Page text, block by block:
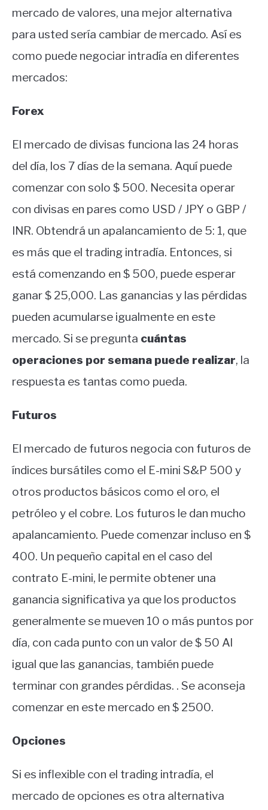
mercado de valores, una mejor alternativa
para usted sería cambiar de mercado. Así es
como puede negociar intradía en diferentes
mercados:
Forex
El mercado de divisas funciona las 24 horas
del día, los 7 días de la semana. Aquí puede
comenzar con solo $ 500. Necesita operar
con divisas en pares como USD / JPY o GBP /
INR. Obtendrá un apalancamiento de 5: 1, que
es más que el trading intradía. Entonces, si
está comenzando en $ 500, puede esperar
ganar $ 25,000. Las ganancias y las pérdidas
pueden acumularse igualmente en este
mercado. Si se pregunta cuántas
operaciones por semana puede realizar, la
respuesta es tantas como pueda.
Futuros
El mercado de futuros negocia con futuros de
índices bursátiles como el E-mini S&P 500 y
otros productos básicos como el oro, el
petróleo y el cobre. Los futuros le dan mucho
apalancamiento. Puede comenzar incluso en $
400. Un pequeño capital en el caso del
contrato E-mini, le permite obtener una
ganancia significativa ya que los productos
generalmente se mueven 10 o más puntos por
día, con cada punto con un valor de $ 50 Al
igual que las ganancias, también puede
terminar con grandes pérdidas. . Se aconseja
comenzar en este mercado en $ 2500.
Opciones
Si es inflexible con el trading intradía, el
mercado de opciones es otra alternativa